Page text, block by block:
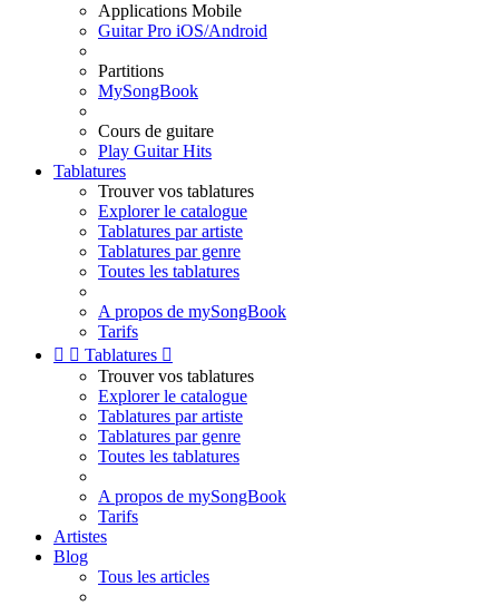
Applications Mobile
Guitar Pro iOS/Android
Partitions
MySongBook
Cours de guitare
Play Guitar Hits
Tablatures
Trouver vos tablatures
Explorer le catalogue
Tablatures par artiste
Tablatures par genre
Toutes les tablatures
A propos de mySongBook
Tarifs
  Tablatures 
Trouver vos tablatures
Explorer le catalogue
Tablatures par artiste
Tablatures par genre
Toutes les tablatures
A propos de mySongBook
Tarifs
Artistes
Blog
Tous les articles